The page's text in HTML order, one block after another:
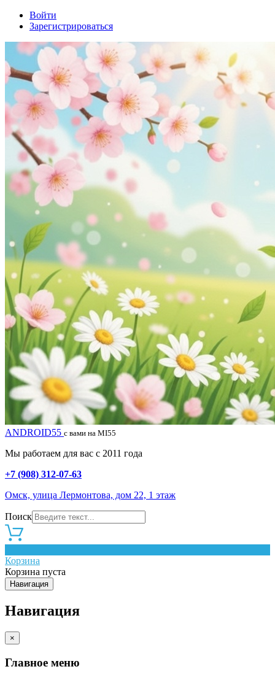
Войти
Зарегистрироваться
ANDROID55 с вами на MI55
Мы работаем для вас с 2011 года
+7 (908) 312-07-63
Омск, улица Лермонтова, дом 22, 1 этаж
Поиск
Корзина
Корзина пуста
Навигация
Навигация
×
Главное меню